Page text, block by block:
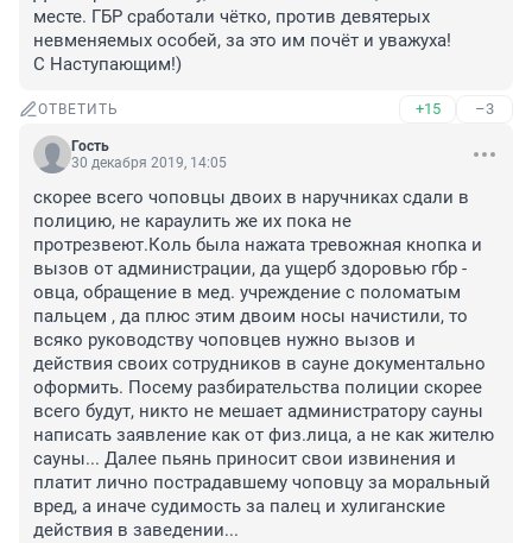
месте. ГБР сработали чётко, против девятерых
невменяемых особей, за это им почёт и уважуха!
С Наступающим!)
ОТВЕТИТЬ +15 –3
Гость
30 декабря 2019, 14:05
скорее всего чоповцы двоих в наручниках сдали в
полицию, не караулить же их пока не
протрезвеют.Коль была нажата тревожная кнопка и
вызов от администрации, да ущерб здоровью гбр -
овца, обращение в мед. учреждение с поломатым
пальцем , да плюс этим двоим носы начистили, то
всяко руководству чоповцев нужно вызов и
действия своих сотрудников в сауне документально
оформить. Посему разбирательства полиции скорее
всего будут, никто не мешает администратору сауны
написать заявление как от физ.лица, а не как жителю
сауны... Далее пьянь приносит свои извинения и
платит лично пострадавшему чоповцу за моральный
вред, а иначе судимость за палец и хулиганские
действия в заведении...